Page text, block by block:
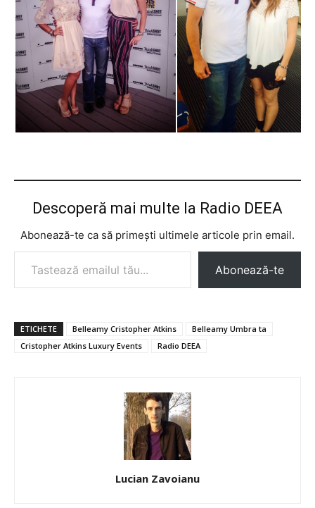
Descoperă mai multe la Radio DEEA
Abonează-te ca să primești ultimele articole prin email.
Tastează emailul tău...
Abonează-te
ETICHETE Belleamy Cristopher Atkins
Belleamy Umbra ta
Cristopher Atkins Luxury Events
Radio DEEA
Lucian Zavoianu